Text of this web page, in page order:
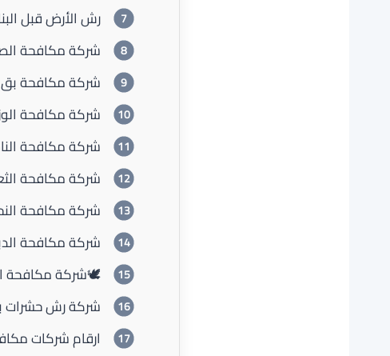
رش الأرض قبل
شركة مكافحة
شركة مكافحة
شركة مكافحة
شركة مكافحة
شركة مكافحة
شركة مكافحة
شركة مكافحة
🕊️شركة مكافحة
شركة رش حشرات
ارقام شركات